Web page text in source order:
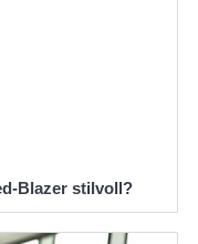
Blazer stilvoll?